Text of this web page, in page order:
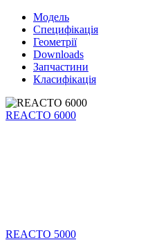
Модель
Специфікація
Геометрії
Downloads
Запчастини
Класифікація
REACTO 6000
REACTO 5000